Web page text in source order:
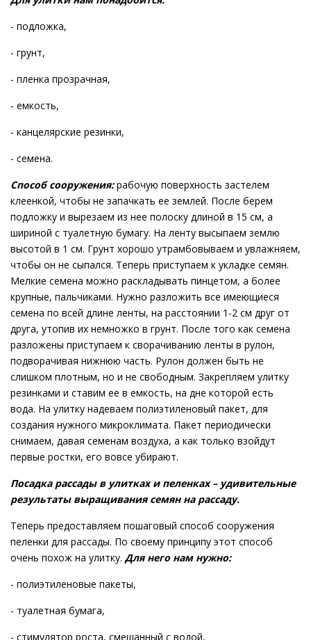
- подложка,
- грунт,
- пленка прозрачная,
- емкость,
- канцелярские резинки,
- семена.
Способ сооружения: рабочую поверхность застелем
клеенкой, чтобы не запачкать ее землей. После берем
подложку и вырезаем из нее полоску длиной в 15 см, а
шириной с туалетную бумагу. На ленту высыпаем землю
высотой в 1 см. Грунт хорошо утрамбовываем и увлажняем,
чтобы он не сыпался. Теперь приступаем к укладке семян.
Мелкие семена можно раскладывать пинцетом, а более
крупные, пальчиками. Нужно разложить все имеющиеся
семена по всей длине ленты, на расстоянии 1-2 см друг от
друга, утопив их немножко в грунт. После того как семена
разложены приступаем к сворачиванию ленты в рулон,
подворачивая нижнюю часть. Рулон должен быть не
слишком плотным, но и не свободным. Закрепляем улитку
резинками и ставим ее в емкость, на дне которой есть
вода. На улитку надеваем полиэтиленовый пакет, для
создания нужного микроклимата. Пакет периодически
снимаем, давая семенам воздуха, а как только взойдут
первые ростки, его вовсе убирают.
Посадка рассады в улитках и пеленках – удивительные
результаты выращивания семян на рассаду.
Теперь предоставляем пошаговый способ сооружения
пеленки для рассады. По своему принципу этот способ
очень похож на улитку. Для него нам нужно:
- полиэтиленовые пакеты,
- туалетная бумага,
- стимулятор роста, смешанный с водой,